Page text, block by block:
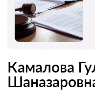
Камалова